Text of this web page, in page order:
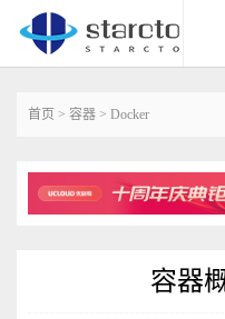
首页 > 容器 > Docker
容器